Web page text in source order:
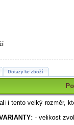
Dotazy ke zboží
i tento velký rozměr,
: - velikost